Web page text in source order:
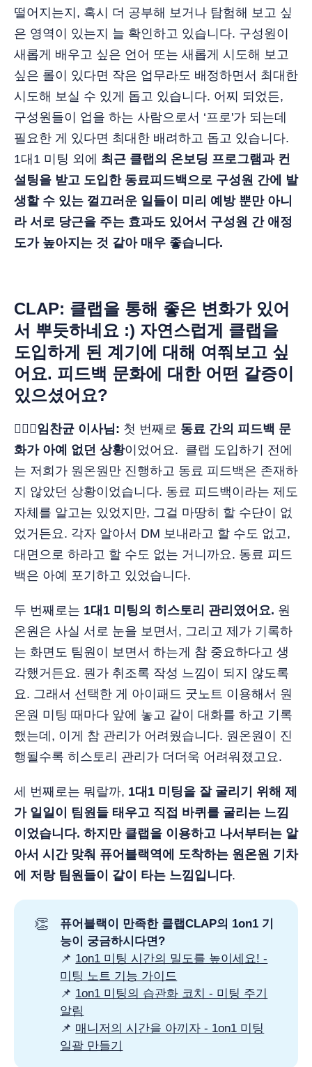
떨어지는지, 혹시 더 공부해 보거나 탐험해 보고 싶
은 영역이 있는지 늘 확인하고 있습니다. 구성원이
새롭게 배우고 싶은 언어 또는 새롭게 시도해 보고
싶은 롤이 있다면 작은 업무라도 배정하면서 최대한
시도해 보실 수 있게 돕고 있습니다. 어찌 되었든,
구성원들이 업을 하는 사람으로서 ‘프로'가 되는데
필요한 게 있다면 최대한 배려하고 돕고 있습니다.
1대1 미팅 외에 최근 클랩의 온보딩 프로그램과 컨
설팅을 받고 도입한 동료피드백으로 구성원 간에 발
생할 수 있는 껄끄러운 일들이 미리 예방 뿐만 아니
라 서로 당근을 주는 효과도 있어서 구성원 간 애정
도가 높아지는 것 같아 매우 좋습니다.
CLAP: 클랩을 통해 좋은 변화가 있어
서 뿌듯하네요 :) 자연스럽게 클랩을
도입하게 된 계기에 대해 여쭤보고 싶
어요. 피드백 문화에 대한 어떤 갈증이
있으셨어요?
🙋🏻‍♂️임찬균 이사님: 첫 번째로 동료 간의 피드백 문
화가 아예 없던 상황이었어요. 클랩 도입하기 전에
는 저희가 원온원만 진행하고 동료 피드백은 존재하
지 않았던 상황이었습니다. 동료 피드백이라는 제도
자체를 알고는 있었지만, 그걸 마땅히 할 수단이 없
었거든요. 각자 알아서 DM 보내라고 할 수도 없고,
대면으로 하라고 할 수도 없는 거니까요. 동료 피드
백은 아예 포기하고 있었습니다.
두 번째로는 1대1 미팅의 히스토리 관리였어요. 원
온원은 사실 서로 눈을 보면서, 그리고 제가 기록하
는 화면도 팀원이 보면서 하는게 참 중요하다고 생
각했거든요. 뭔가 취조록 작성 느낌이 되지 않도록
요. 그래서 선택한 게 아이패드 굿노트 이용해서 원
온원 미팅 때마다 앞에 놓고 같이 대화를 하고 기록
했는데, 이게 참 관리가 어려웠습니다. 원온원이 진
행될수록 히스토리 관리가 더더욱 어려워졌고요.
세 번째로는 뭐랄까, 1대1 미팅을 잘 굴리기 위해 제
가 일일이 팀원들 태우고 직접 바퀴를 굴리는 느낌
이었습니다. 하지만 클랩을 이용하고 나서부터는 알
아서 시간 맞춰 퓨어블랙역에 도착하는 원온원 기차
에 저랑 팀원들이 같이 타는 느낌입니다.
👏
퓨어블랙이 만족한 클랩CLAP의 1on1 기
능이 궁금하시다면?
📌 1on1 미팅 시간의 밀도를 높이세요! -
미팅 노트 기능 가이드
📌 1on1 미팅의 습관화 코치 - 미팅 주기
알림
📌 매니저의 시간을 아끼자 - 1on1 미팅
일괄 만들기